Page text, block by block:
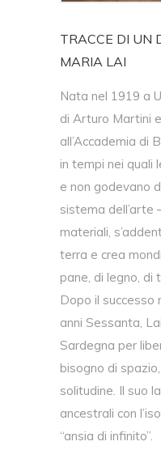
TRACCE DI UN
MARIA LAI
Nata nel 1919 a
di Arturo Martini
all’Accademia di
in tempi nei quali
e non godevano
sistema dell’arte
materiali,
terra e crea
pane, di legno, di
Dopo il successo
anni Sessanta,
Sardegna per
bisogno di
solitudine. Il suo
ancestrali con
“ansia di infinito”.